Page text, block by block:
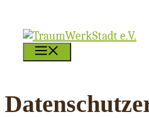
springen